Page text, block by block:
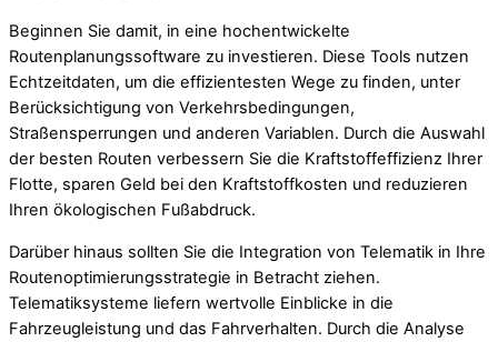
Beginnen Sie damit, in eine hochentwickelte
Routenplanungssoftware zu investieren. Diese Tools nutzen
Echtzeitdaten, um die effizientesten Wege zu finden, unter
Berücksichtigung von Verkehrsbedingungen,
Straßensperrungen und anderen Variablen. Durch die Auswahl
der besten Routen verbessern Sie die Kraftstoffeffizienz Ihrer
Flotte, sparen Geld bei den Kraftstoffkosten und reduzieren
Ihren ökologischen Fußabdruck.
Darüber hinaus sollten Sie die Integration von Telematik in Ihre
Routenoptimierungsstrategie in Betracht ziehen.
Telematiksysteme liefern wertvolle Einblicke in die
Fahrzeugleistung und das Fahrverhalten. Durch die Analyse